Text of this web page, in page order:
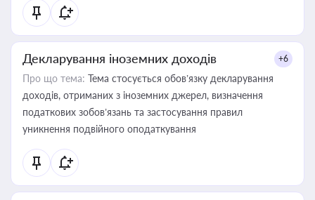
Декларування іноземних доходів +6
Про що тема: Тема стосується обов’язку декларування
доходів, отриманих з іноземних джерел, визначення
податкових зобов’язань та застосування правил
уникнення подвійного оподаткування